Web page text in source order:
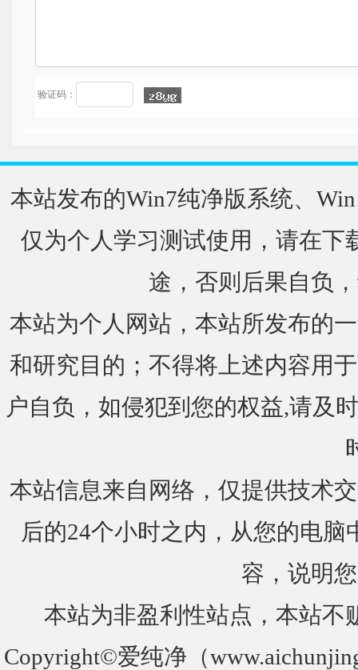
验证码：
本站发布的Win7纯净版系统、
仅为个人学习测试使用，请在下
途，否则后果自负
本站为个人网站，本站所发布的
和研究目的；不得将上述内容用
户自负，如侵犯到您的权益,请及
本站信息来自网络，仅提供技术
后的24个小时之内，从您的电
容，说明
本站为非盈利性站点，本站不
Copyright©爱纯净（